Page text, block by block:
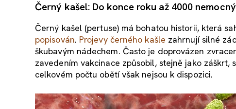
Černý kašel: Do konce roku až 4000
Černý kašel (pertuse) má bohatou historii, která
popisován. Projevy černého kašle zahrnují silné
škubavým nádechem. Často je doprovázen
zavedením vakcinace způsobil, stejně jako
celkovém počtu obětí však nejsou k dispozici.